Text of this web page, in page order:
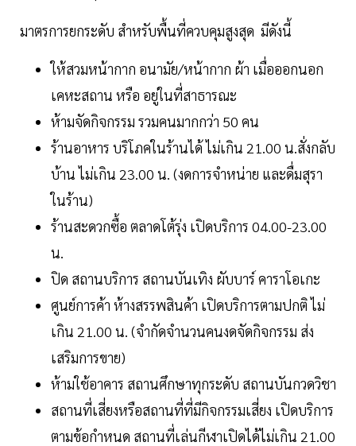
มาตรการยกระดับ สำหรับพื้นที่ควบคุมสูงสุด มีดังนี้
ให้สวมหน้ากาก อนามัย/หน้ากาก ผ้า เมื่อออกนอก
เคหะสถาน หรือ อยู่ในที่สาธารณะ
ห้ามจัดกิจกรรม รวมคนมากกว่า 50 คน
ร้านอาหาร บริโภคในร้านได้ ไม่เกิน 21.00 น.สั่งกลับ
บ้าน ไม่เกิน 23.00 น. (งดการจําหน่าย และดื่มสุรา
ในร้าน)
ร้านสะดวกซื้อ ตลาดโต้รุ่ง เปิดบริการ 04.00-23.00
น.
ปิด สถานบริการ สถานบันเทิง ผับบาร์ คาราโอเกะ
ศูนย์การค้า ห้างสรรพสินค้า เปิดบริการตามปกติ ไม่
เกิน 21.00 น. (จํากัดจํานวนคนงดจัดกิจกรรม ส่ง
เสริมการขาย)
ห้ามใช้อาคาร สถานศึกษาทุกระดับ สถานบันกวดวิชา
สถานที่เสี่ยงหรือสถานที่ที่มีกิจกรรมเสี่ยง เปิดบริการ
ตามข้อกําหนด สถานที่เล่นกีฬาเปิดได้ไม่เกิน 21.00